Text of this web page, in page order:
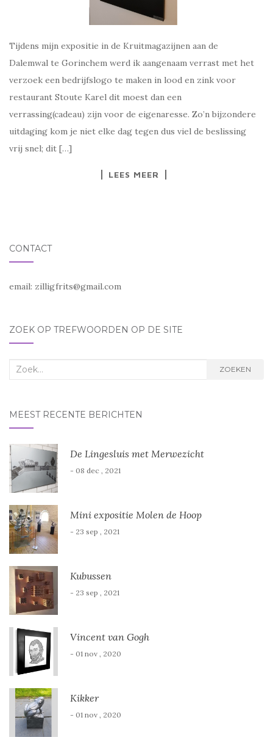
Tijdens mijn expositie in de Kruitmagazijnen aan de
Dalemwal te Gorinchem werd ik aangenaam verrast met het
verzoek een bedrijfslogo te maken in lood en zink voor
restaurant Stoute Karel dit moest dan een
verrassing(cadeau) zijn voor de eigenaresse. Zo’n bijzondere
uitdaging kom je niet elke dag tegen dus viel de beslissing
vrij snel; dit […]
LEES MEER
CONTACT
email: zilligfrits@gmail.com
ZOEK OP TREFWOORDEN OP DE SITE
Zoek
ZOEKEN
MEEST RECENTE BERICHTEN
De Lingesluis met Merwezicht
- 08 dec , 2021
Mini expositie Molen de Hoop
- 23 sep , 2021
Kubussen
- 23 sep , 2021
Vincent van Gogh
- 01 nov , 2020
Kikker
- 01 nov , 2020